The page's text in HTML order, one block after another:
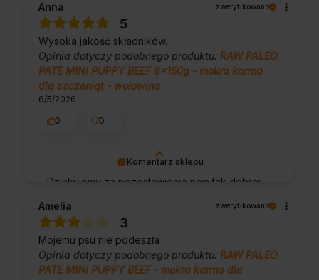
możemy zapewnić odpowiednią obsługę tak
świetnym klientom. Dziękujemy raz jeszcze!
Komentarz sklepu
Dziękujemy za pozostawienie nam tak dobrej
klienta i Twoja recenzja potwierdza nasze
wysiłki - dziękujemy raz jeszcze i mamy
nadzieję - do szybkiego zobaczenia!
Anna zweryfikowano
5
Wysoka jakość składników.
Opinia dotyczy podobnego produktu: RAW PALEO
PATE MINI PUPPY BEEF 6x150g - mokra karma
dla szczeniąt - wołowina
6/5/2026
0
0
Amelia zweryfikowano
3
Mojemu psu nie podeszła
Opinia dotyczy podobnego produktu: RAW PALEO
PATE MINI PUPPY BEEF - mokra karma dla